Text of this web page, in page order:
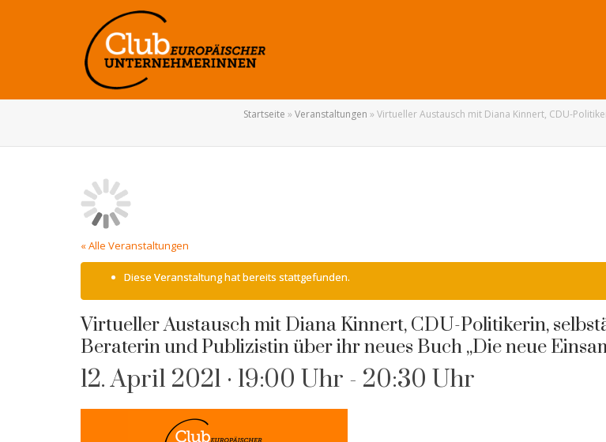
Startseite » Veranstaltungen » Virtueller Austausch mit Diana Kinnert, CDU-
« Alle Veranstaltungen
Diese Veranstaltung hat bereits stattgefunden.
Virtueller Austausch mit Diana Kinnert, CDU-Politikerin,
Beraterin und Publizistin über ihr neues Buch „Die neue
12. April 2021 · 19:00 Uhr - 20:30 Uhr